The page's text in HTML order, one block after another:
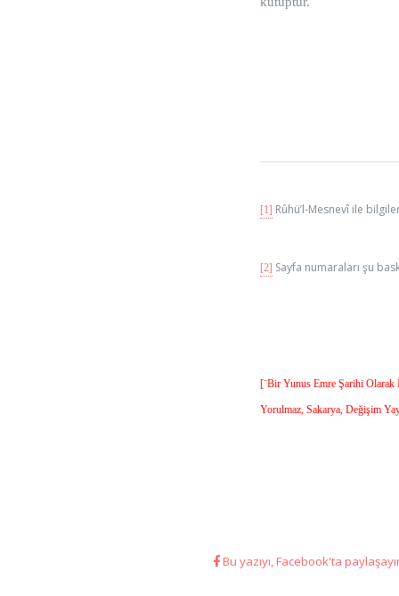
[1] Rûhü’l-Mesnevî ile
[2] Sayfa numaraları şu
[¨Bir Yunus Emre Şarihi
Yorulmaz, Sakarya, Değişim
Bu yazıyı, Facebook'ta